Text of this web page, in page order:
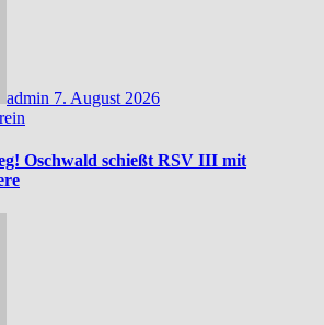
admin 7. August 2026
Oschwald schießt RSV III mit